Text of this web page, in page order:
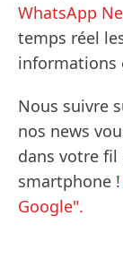
WhatsApp
temps réel
informations
Nous suivre
nos news
dans votre fil
smartphone !
Google".